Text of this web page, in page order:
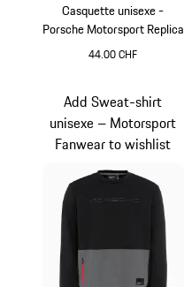
Casquette unisexe -
Porsche Motorsport Replica
44.00 CHF
Add Sweat-shirt
unisexe – Motorsport
Fanwear to wishlist